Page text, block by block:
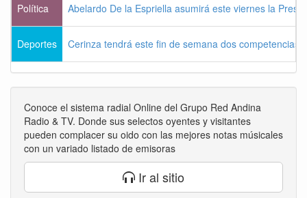
Política Abelardo De la Espriella asumirá este viernes la
Deportes Cerinza tendrá este fin de semana dos competencias
Conoce el sistema radial Online del Grupo Red Andina
Radio & TV. Donde sus selectos oyentes y visitantes
pueden complacer su oido con las mejores notas músicales
con un variado listado de emisoras
Ir al sitio